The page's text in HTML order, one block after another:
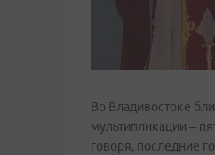
Во Владивостоке
мультипликации –
говоря, последние